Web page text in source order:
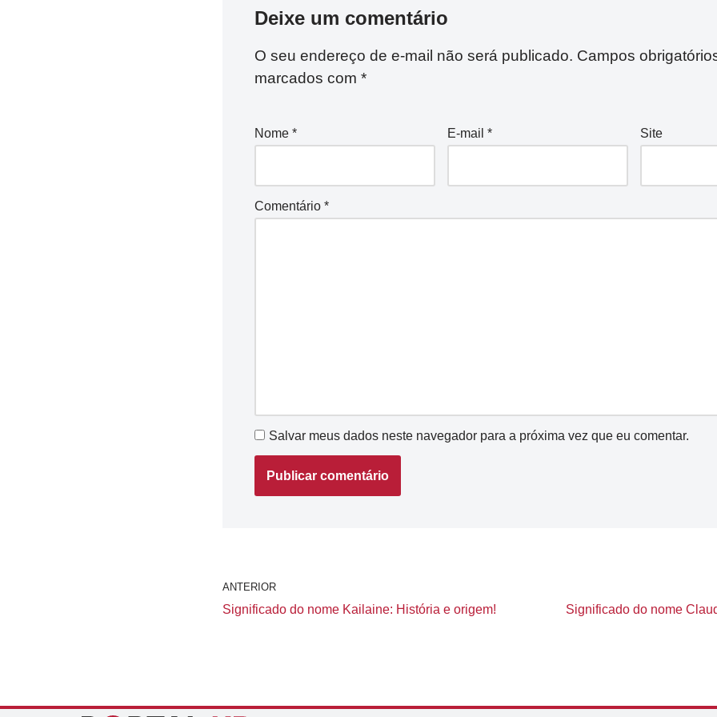
Deixe um comentário
O seu endereço de e-mail não será publicado. Campos
marcados com *
Nome * E-mail * Site
Comentário *
Salvar meus dados neste navegador para a próxima vez que eu comentar.
ANTERIOR
Significado do nome Kailaine: História e origem! Significado do nome